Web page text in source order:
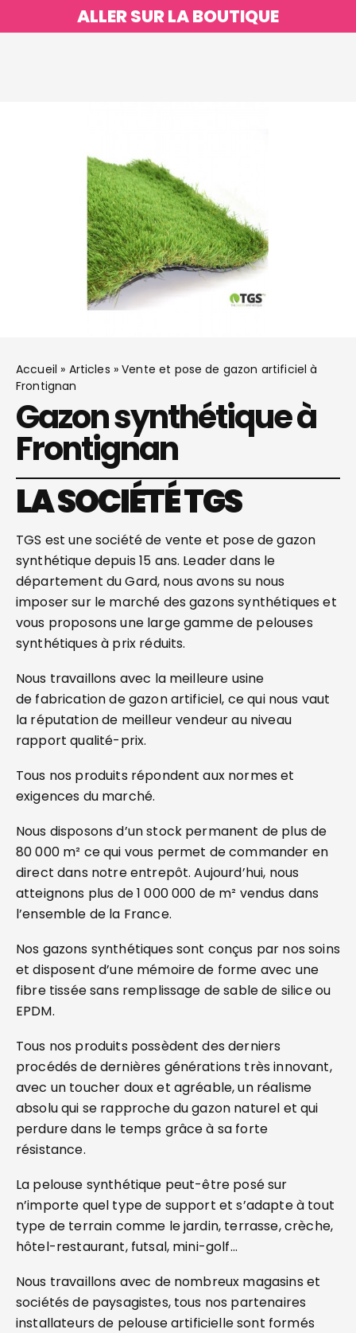
ALLER SUR LA BOUTIQUE
Accueil » Articles »Vente et pose de gazon artificiel à
Frontignan
Gazon synthétique à
Frontignan
LA SOCIÉTÉ TGS
TGS est une société de vente et pose de gazon
synthétique depuis 15 ans. Leader dans le
département du Gard, nous avons su nous
imposer sur le marché des gazons synthétiques et
vous proposons une large gamme de pelouses
synthétiques à prix réduits.
Nous travaillons avec la meilleure usine
de fabrication de gazon artificiel, ce qui nous vaut
la réputation de meilleur vendeur au niveau
rapport qualité-prix.
Tous nos produits répondent aux normes et
exigences du marché.
Nous disposons d’un stock permanent de plus de
80 000 m² ce qui vous permet de commander en
direct dans notre entrepôt. Aujourd’hui, nous
atteignons plus de 1 000 000 de m² vendus dans
l’ensemble de la France.
Nos gazons synthétiques sont conçus par nos soins
et disposent d’une mémoire de forme avec une
fibre tissée sans remplissage de sable de silice ou
EPDM.
Tous nos produits possèdent des derniers
procédés de dernières générations très innovant,
avec un toucher doux et agréable, un réalisme
absolu qui se rapproche du gazon naturel et qui
perdure dans le temps grâce à sa forte
résistance.
La pelouse synthétique peut-être posé sur
n’importe quel type de support et s’adapte à tout
type de terrain comme le jardin, terrasse, crèche,
hôtel-restaurant, futsal, mini-golf…
Nous travaillons avec de nombreux magasins et
sociétés de paysagistes, tous nos partenaires
installateurs de pelouse artificielle sont formés